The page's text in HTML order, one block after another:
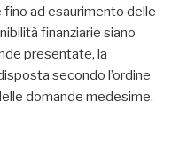
ad esaurimento delle
finanziarie siano
presentate, la
secondo l’ordine
domande medesime.